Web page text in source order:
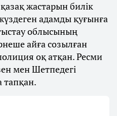
жастарын билік
адамды қуғынға
облысының
айға созылған
оқ атқан. Ресми
мен Шетпедегі
тапқан.